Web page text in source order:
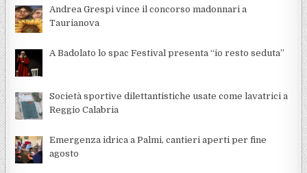
Andrea Grespi vince il concorso madonnari a
Taurianova
A Badolato lo spac Festival presenta “io resto seduta”
Società sportive dilettantistiche usate come lavatrici a
Reggio Calabria
Emergenza idrica a Palmi, cantieri aperti per fine
agosto